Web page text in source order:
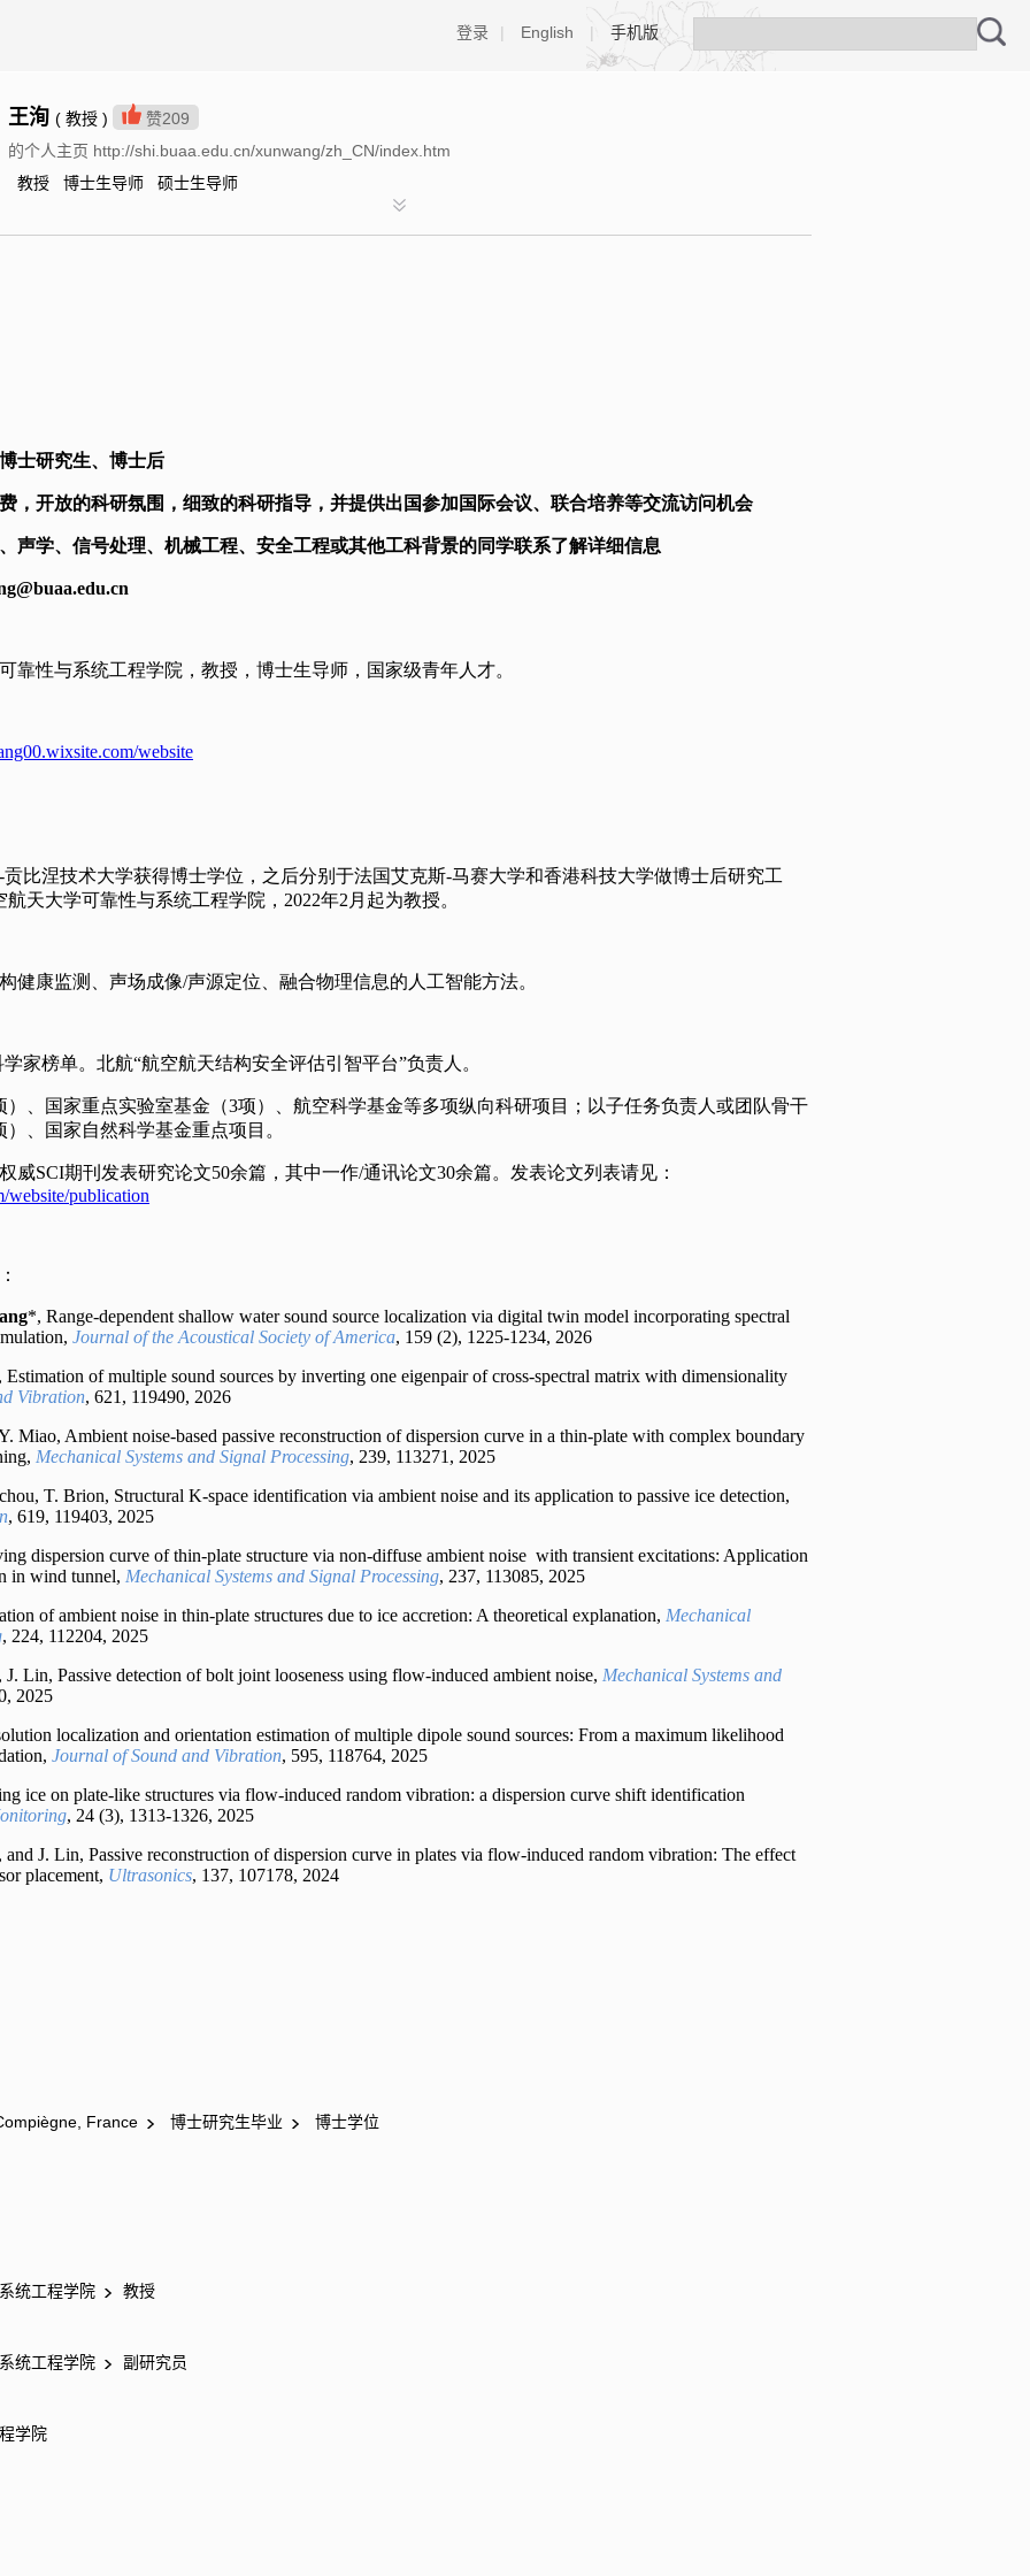
登录 | English | 手机版
王洵 ( 教授 ) 赞209
的个人主页 http://shi.buaa.edu.cn/xunwang/zh_CN/index.htm
教授 博士生导师 硕士生导师
France 博士研究生毕业 博士学位
统工程学院 教授
统工程学院 副研究员
学院